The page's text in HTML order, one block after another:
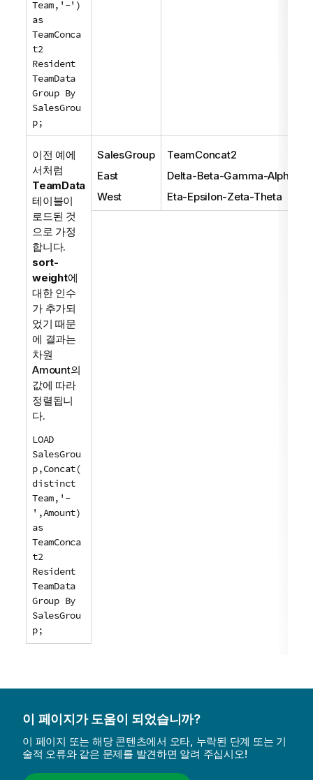
Team,'-')
as
TeamConca
t2
Resident
TeamData
Group By
SalesGrou
p;
이전 예에
서처럼
TeamData
테이블이
로드된 것
으로 가정
합니다.
sort-
weight에
대한 인수
가 추가되
었기 때문
에 결과는
차원
Amount의
값에 따라
정렬됩니
다.
LOAD
SalesGrou
p,Concat(
distinct
Team,'-
',Amount)
as
TeamConca
t2
Resident
TeamData
Group By
SalesGrou
p;
SalesGroup
East
West
TeamConcat2
Delta-Beta-Gamma-Alpha
Eta-Epsilon-Zeta-Theta
이 페이지가 도움이 되었습니까?
이 페이지 또는 해당 콘텐츠에서 오타, 누락된 단계 또는 기
술적 오류와 같은 문제를 발견하면 알려 주십시오!